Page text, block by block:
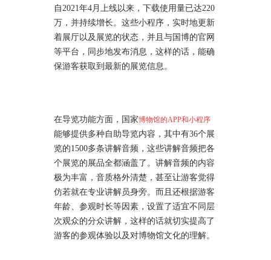
自2021年4月上线以来，下载使用量已达220
万，并持续增长。这些小程序，实时地更新
着展厅以及展览的状态，并且与国博的官网
等平台，同步地发布消息，这样的话，能确
保游客获取到最新的展览信息。
在导览功能方面，国家博物馆的APP和小程序
能够提供多种自助导览内容，其中有36个展
览的1500多条讲解音频，这些讲解音频把各
个展览的展品全都涵盖了。讲解音频的内容
极为丰富，音质格外清楚，甚至让游客觉得
仿若就在专业讲解员身旁。而且还根据游客
年龄、参观时长等因素，设置了适宜不同层
次观众的分众讲解，这样的话就切实提高了
游客的参观体验以及对博物馆文化的理解。